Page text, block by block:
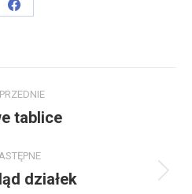
tablice
działek